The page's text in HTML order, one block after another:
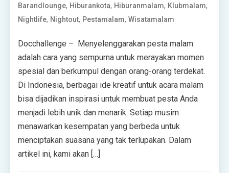
Barandlounge, Hiburankota, Hiburanmalam, Klubmalam,
Nightlife, Nightout, Pestamalam,Wisatamalam
Docchallenge – Menyelenggarakan pesta malam
adalah cara yang sempurna untuk merayakan momen
spesial dan berkumpul dengan orang-orang terdekat.
Di Indonesia, berbagai ide kreatif untuk acara malam
bisa dijadikan inspirasi untuk membuat pesta Anda
menjadi lebih unik dan menarik. Setiap musim
menawarkan kesempatan yang berbeda untuk
menciptakan suasana yang tak terlupakan. Dalam
artikel ini, kami akan […]